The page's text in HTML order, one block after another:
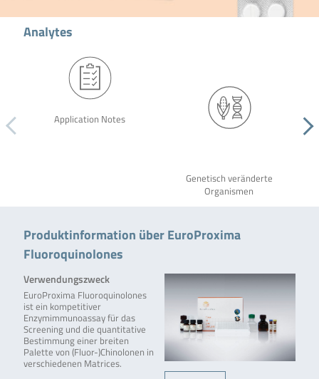
Analytes
Application Notes
Genetisch veränderte
Organismen
Produktinformation über EuroProxima
Fluoroquinolones
Verwendungszweck
EuroProxima Fluoroquinolones
ist ein kompetitiver
Enzymimmunoassay für das
Screening und die quantitative
Bestimmung einer breiten
Palette von (Fluor-)Chinolonen in
verschiedenen Matrices.